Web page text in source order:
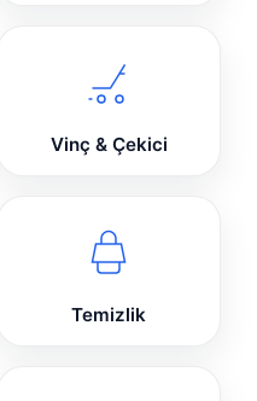
Vinç & Çekici
Temizlik